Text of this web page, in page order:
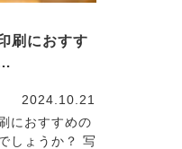
刷におすす
2024.10.21
におすすめの
しょうか？ 写